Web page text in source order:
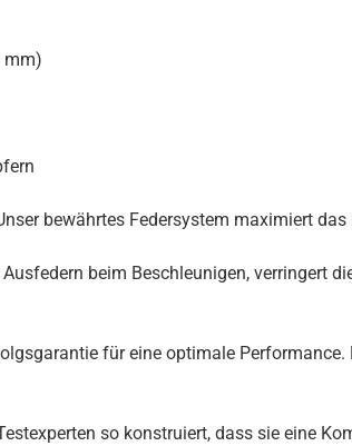
mm)
bewährtes Federsystem maximiert
beim Beschleunigen, verringert
für eine optimale
so konstruiert, dass sie eine